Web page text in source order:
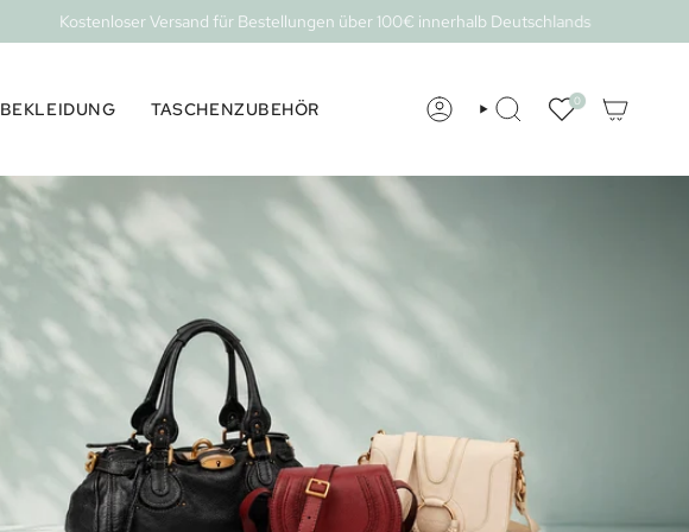
Kostenloser Versand für Bestellungen über 100€ innerhalb Deutschlands
BEKLEIDUNG TASCHENZUBEHÖR KONTO SUCHE
0